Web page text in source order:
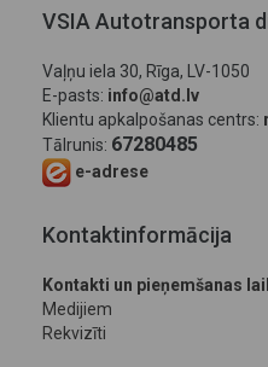
VSIA Autotransporta
Vaļņu iela 30, Rīga, LV-1050
E-pasts: info@atd.lv
Klientu apkalpošanas centrs:
Tālrunis: 67280485
e-adrese
Kontaktinformācija
Kontakti un pieņemšanas
Medijiem
Rekvizīti